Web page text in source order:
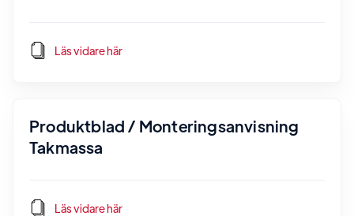
Läs vidare här
Produktblad / Monteringsanvisning
Takmassa
Läs vidare här